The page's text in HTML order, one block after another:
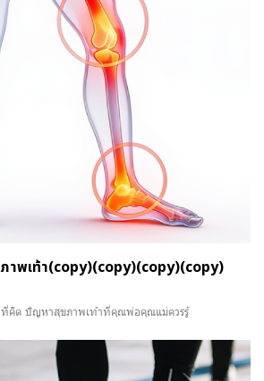
าพเท้า(copy)(copy)(copy)(copy)
ที่คิด ปัญหาสุขภาพเท้าที่คุณพ่อคุณแม่ควรรู้